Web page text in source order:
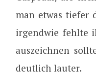
man etwas tiefer
irgendwie fehlte
auszeichnen
deutlich lauter.